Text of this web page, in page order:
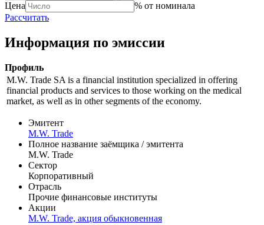
Цена
% от номинала
Рассчитать
Информация по эмиссии
Профиль
M.W. Trade SA is a financial institution specialized in offering
financial products and services to those working on the medical
market, as well as in other segments of the economy.
Эмитент
M.W. Trade
Полное название заёмщика / эмитента
M.W. Trade
Сектор
Корпоративный
Отрасль
Прочие финансовые институты
Акции
M.W. Trade, акция обыкновенная